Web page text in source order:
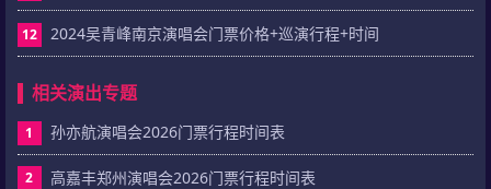
12 2024吴青峰南京演唱会门票价格+巡演行程+时间
相关演出专题
1 孙亦航演唱会2026门票行程时间表
2 高嘉丰郑州演唱会2026门票行程时间表